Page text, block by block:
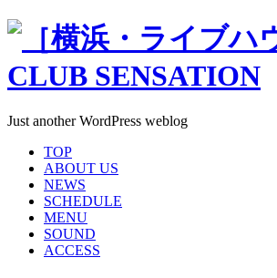
Just another WordPress weblog
TOP
ABOUT US
NEWS
SCHEDULE
MENU
SOUND
ACCESS